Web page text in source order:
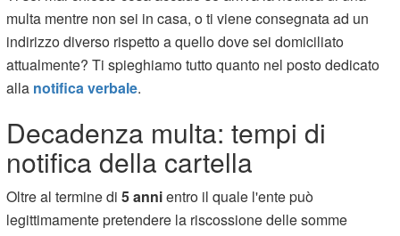
multa mentre non sei in casa, o ti viene consegnata ad un
indirizzo diverso rispetto a quello dove sei domiciliato
attualmente? Ti spieghiamo tutto quanto nel posto dedicato
alla notifica verbale.
Decadenza multa: tempi di
notifica della cartella
Oltre al termine di5 annientro il quale l'ente può
legittimamente pretendere la riscossione delle somme